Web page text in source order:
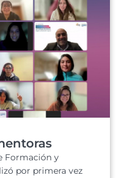
Formación y
por primera vez